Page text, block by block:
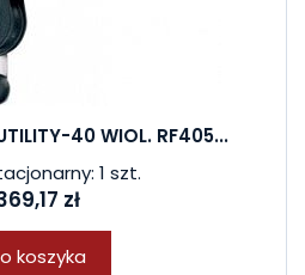
40 WIOL. RF405...
1 szt.
zł
koszyka